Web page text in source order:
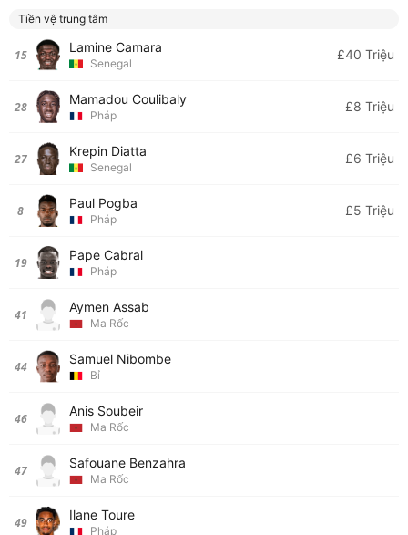
Tiền vệ trung tâm
15 Lamine Camara
Senegal
£40 Triệu
28 Mamadou Coulibaly
Pháp
£8 Triệu
27 Krepin Diatta
Senegal
£6 Triệu
8 Paul Pogba
Pháp
£5 Triệu
19 Pape Cabral
Pháp
41 Aymen Assab
Ma Rốc
44 Samuel Nibombe
Bỉ
46 Anis Soubeir
Ma Rốc
47 Safouane Benzahra
Ma Rốc
49 Ilane Toure
Pháp